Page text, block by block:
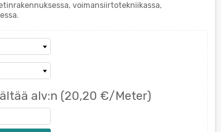
voimansiirtotekniikassa,
alv:n (20,20 €/Meter)